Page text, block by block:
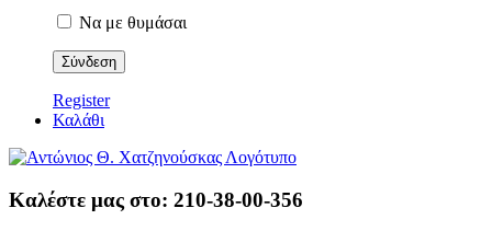
Να με θυμάσαι
Register
Καλάθι
Καλέστε μας στο: 210-38-00-356